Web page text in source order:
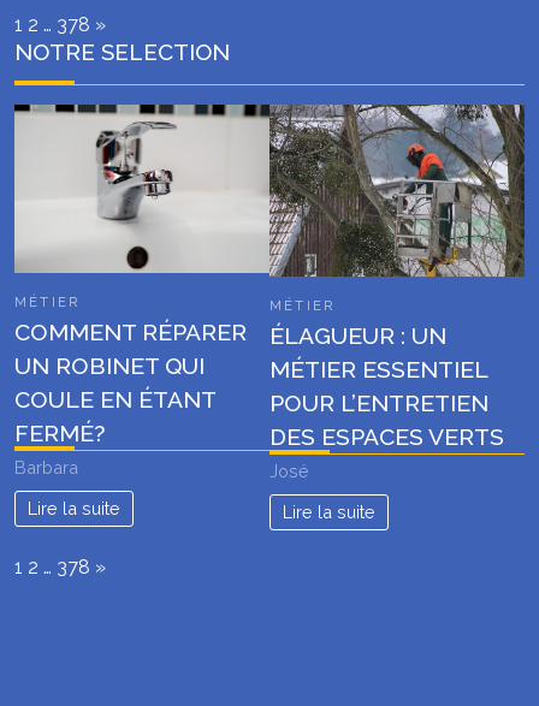
Page:
1 2 … 378 Next
»
NOTRE SELECTION
MÉTIER
COMMENT RÉPARER
UN ROBINET QUI
COULE EN ÉTANT
FERMÉ?
Barbara
Lire la suite
MÉTIER
ÉLAGUEUR : UN
MÉTIER ESSENTIEL
POUR L’ENTRETIEN
DES ESPACES VERTS
José
Lire la suite
Page:
1 2 … 378 Next
»